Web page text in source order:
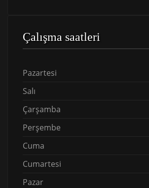
Çalışma saatleri
Pazartesi
Salı
Çarşamba
Perşembe
Cuma
Cumartesi
Pazar